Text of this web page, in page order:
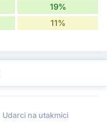
19%
11%
Udarci na utakmici